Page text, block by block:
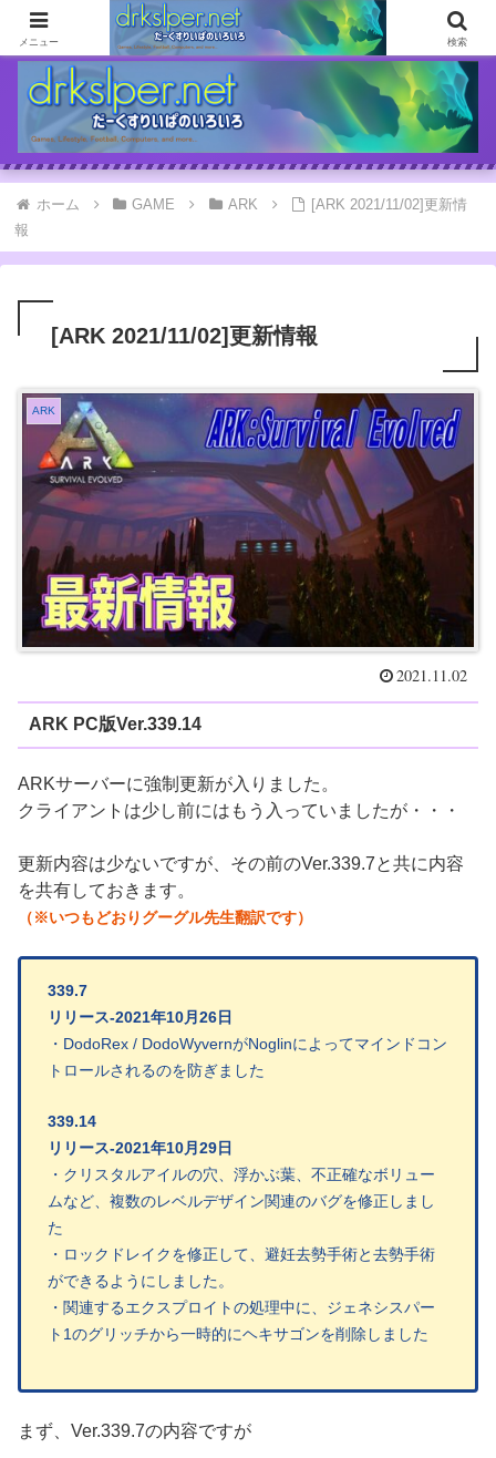
ゲームとか自分の体験談とか書いてます
ホーム GAME ARK
[ARK 2021/11/02]更新情
報
[ARK 2021/11/02]更新情報
ARK
2021.11.02
ARK PC版Ver.339.14
ARKサーバーに強制更新が入りました。
クライアントは少し前にはもう入っていましたが・・・
更新内容は少ないですが、その前のVer.339.7と共に内容
を共有しておきます。
（※いつもどおりグーグル先生翻訳です）
339.7
リリース-2021年10月26日
・ DodoRex / DodoWyvernがNoglinによってマインドコン
トロールされるのを防ぎました
339.14
リリース-2021年10月29日
・クリスタルアイルの穴、浮かぶ葉、不正確なボリュー
ムなど、複数のレベルデザイン関連のバグを修正しまし
た
・ロックドレイクを修正して、避妊去勢手術と去勢手術
ができるようにしました。
・関連するエクスプロイトの処理中に、ジェネシスパー
ト1のグリッチから一時的にヘキサゴンを削除しました
まず、Ver.339.7の内容ですが
メニュー 検索